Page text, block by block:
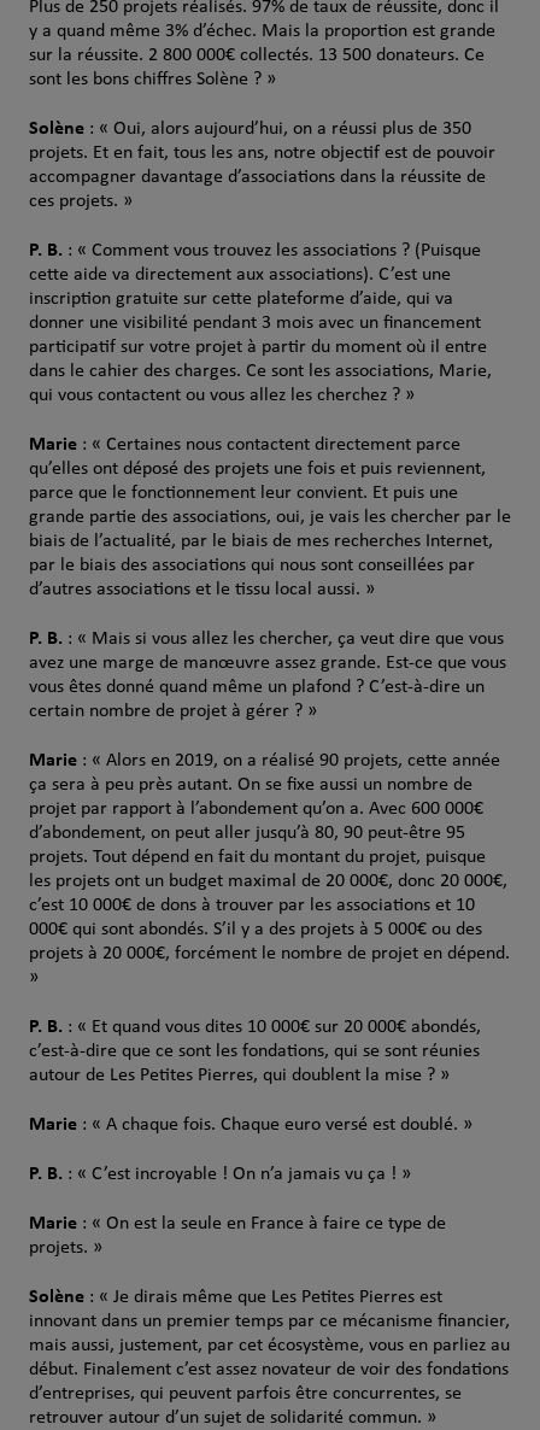
Plus de 250 projets réalisés. 97% de taux de réussite, donc il
y a quand même 3% d’échec. Mais la proportion est grande
sur la réussite. 2 800 000€ collectés. 13 500 donateurs. Ce
sont les bons chiffres Solène ? »
Solène : « Oui, alors aujourd’hui, on a réussi plus de 350
projets. Et en fait, tous les ans, notre objectif est de pouvoir
accompagner davantage d’associations dans la réussite de
ces projets. »
P. B. : « Comment vous trouvez les associations ? (Puisque
cette aide va directement aux associations). C’est une
inscription gratuite sur cette plateforme d’aide, qui va
donner une visibilité pendant 3 mois avec un financement
participatif sur votre projet à partir du moment où il entre
dans le cahier des charges. Ce sont les associations, Marie,
qui vous contactent ou vous allez les cherchez ? »
Marie : « Certaines nous contactent directement parce
qu’elles ont déposé des projets une fois et puis reviennent,
parce que le fonctionnement leur convient. Et puis une
grande partie des associations, oui, je vais les chercher par le
biais de l’actualité, par le biais de mes recherches Internet,
par le biais des associations qui nous sont conseillées par
d’autres associations et le tissu local aussi. »
P. B. : « Mais si vous allez les chercher, ça veut dire que vous
avez une marge de manœuvre assez grande. Est-ce que vous
vous êtes donné quand même un plafond ? C’est-à-dire un
certain nombre de projet à gérer ? »
Marie: « Alors en 2019, on a réalisé 90 projets, cette année
ça sera à peu près autant. On se fixe aussi un nombre de
projet par rapport à l’abondement qu’on a. Avec 600 000€
d’abondement, on peut aller jusqu’à 80, 90 peut-être 95
projets. Tout dépend en fait du montant du projet, puisque
les projets ont un budget maximal de 20 000€, donc 20 000€,
c’est 10 000€ de dons à trouver par les associations et 10
000€ qui sont abondés. S’il y a des projets à 5 000€ ou des
projets à 20 000€, forcément le nombre de projet en dépend.
»
P. B. : « Et quand vous dites 10 000€ sur 20 000€ abondés,
c’est-à-dire que ce sont les fondations, qui se sont réunies
autour de Les Petites Pierres, qui doublent la mise ? »
Marie : « A chaque fois. Chaque euro versé est doublé. »
P. B. : « C’est incroyable ! On n’a jamais vu ça ! »
Marie : « On est la seule en France à faire ce type de
projets. »
Solène : « Je dirais même que Les Petites Pierres est
innovant dans un premier temps par ce mécanisme financier,
mais aussi, justement, par cet écosystème, vous en parliez au
début. Finalement c’est assez novateur de voir des fondations
d’entreprises, qui peuvent parfois être concurrentes, se
retrouver autour d’un sujet de solidarité commun. »